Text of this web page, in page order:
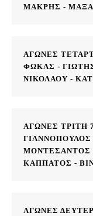
ΜΑΚΡΗΣ -
ΑΓΩΝΕΣ
ΦΩΚΑΣ - ΓΙΩΤΗΣ
ΝΙΚΟΛΑΟΥ -
ΑΓΩΝΕΣ ΤΡΙΤΗ
ΓΙΑΝΝΟΠΟΥΛΟΣ
ΜΟΝΤΕΣΑΝΤΟΣ -
ΚΑΠΠΑΤΟΣ -
ΑΓΩΝΕΣ